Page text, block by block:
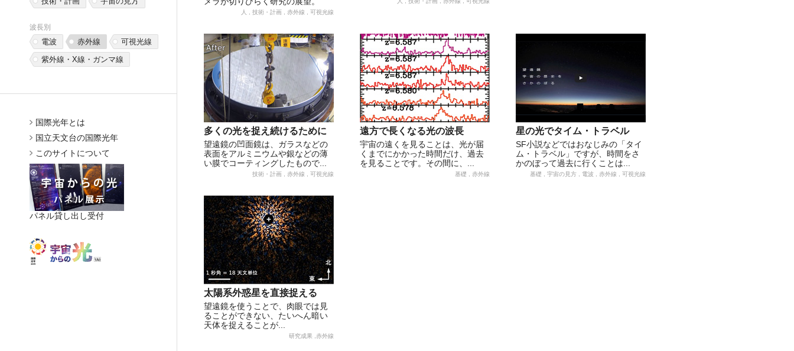
波長別
電波 赤外線
可視光線
紫外線・X線・ガンマ線
国際光年とは
国立天文台の国際光年
このサイトについて
パネル貸し出し受付
人 , 技術・計画 , 赤外線 , 可視光線
多くの光を捉え続けるために
望遠鏡の凹面鏡は、ガラスなどの
表面をアルミニウムや銀などの薄
い膜でコーティングしたもので...
技術・計画 , 赤外線 , 可視光線
遠方で長くなる光の波長
宇宙の遠くを見ることは、光が届
くまでにかかった時間だけ、過去
を見ることです。その間に、...
基礎 , 赤外線
星の光でタイム・トラベル
SF小説などではおなじみの「タイ
ム・トラベル」ですが、時間をさ
かのぼって過去に行くことは...
基礎 , 宇宙の見方 , 電波 , 赤外線 , 可視光線
太陽系外惑星を直接捉える
望遠鏡を使うことで、肉眼では見
ることができない、たいへん暗い
天体を捉えることが...
研究成果 ,赤外線